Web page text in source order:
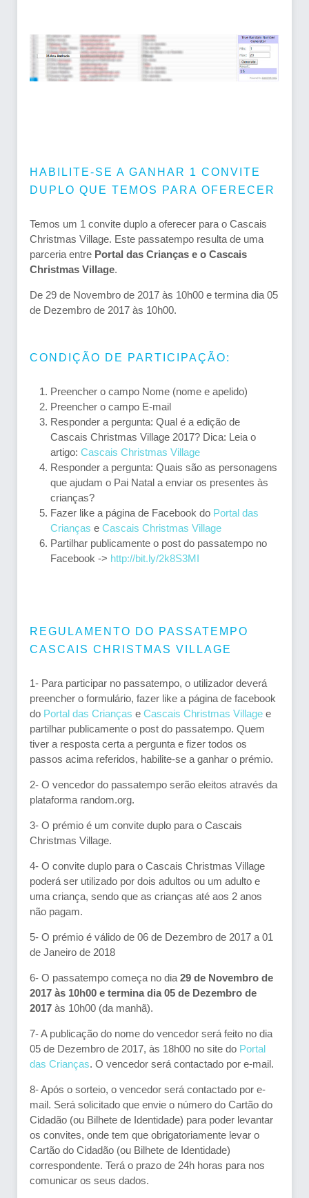
HABILITE-SE A GANHAR 1 CONVITE
DUPLO QUE TEMOS PARA OFERECER
Temos um 1 convite duplo a oferecer para o Cascais
Christmas Village. Este passatempo resulta de uma
parceria entre Portal das Crianças e o Cascais
Christmas Village.
De 29 de Novembro de 2017 às 10h00 e termina dia 05
de Dezembro de 2017 às 10h00.
CONDIÇÃO DE PARTICIPAÇÃO:
Preencher o campo Nome (nome e apelido)
Preencher o campo E-mail
Responder a pergunta: Qual é a edição de
Cascais Christmas Village 2017? Dica: Leia o
artigo: Cascais Christmas Village
Responder a pergunta: Quais são as personagens
que ajudam o Pai Natal a enviar os presentes às
crianças?
Fazer like a página de Facebook do Portal das
Crianças e Cascais Christmas Village
Partilhar publicamente o post do passatempo no
Facebook -> http://bit.ly/2k8S3MI
REGULAMENTO DO PASSATEMPO
CASCAIS CHRISTMAS VILLAGE
1- Para participar no passatempo, o utilizador deverá
preencher o formulário, fazer like a página de facebook
do Portal das Crianças e Cascais Christmas Village e
partilhar publicamente o post do passatempo. Quem
tiver a resposta certa a pergunta e fizer todos os
passos acima referidos, habilite-se a ganhar o prémio.
2- O vencedor do passatempo serão eleitos através da
plataforma random.org.
3- O prémio é um convite duplo para o Cascais
Christmas Village.
4- O convite duplo para o Cascais Christmas Village
poderá ser utilizado por dois adultos ou um adulto e
uma criança, sendo que as crianças até aos 2 anos
não pagam.
5- O prémio é válido de 06 de Dezembro de 2017 a 01
de Janeiro de 2018
6- O passatempo começa no dia 29 de Novembro de
2017 às 10h00 e termina dia 05 de Dezembro de
2017 às 10h00 (da manhã).
7- A publicação do nome do vencedor será feito no dia
05 de Dezembro de 2017, às 18h00 no site do Portal
das Crianças. O vencedor será contactado por e-mail.
8- Após o sorteio, o vencedor será contactado por e-
mail. Será solicitado que envie o número do Cartão do
Cidadão (ou Bilhete de Identidade) para poder levantar
os convites, onde tem que obrigatoriamente levar o
Cartão do Cidadão (ou Bilhete de Identidade)
correspondente. Terá o prazo de 24h horas para nos
comunicar os seus dados.